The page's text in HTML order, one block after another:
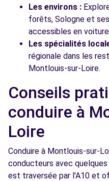
Les environs :
forêts, Sologne et
accessibles en
Les spécialités
régionale dans les
Montlouis-sur-Loire.
Conseils
conduire à
Loire
Conduire à Montlouis-sur-
conducteurs avec
est traversée par l'A10 et